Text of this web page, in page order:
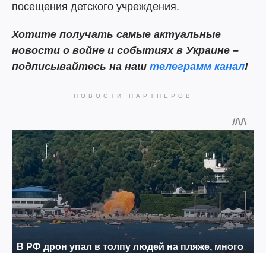
посещения детского учреждения.
Хотите получать самые актуальные
новости о войне и событиях в Украине –
подписывайтесь на наш телеграмм канал!